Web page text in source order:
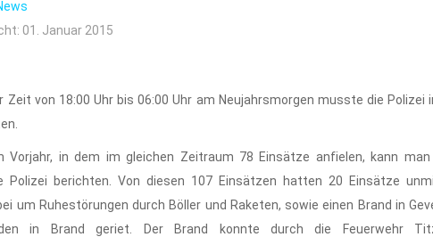
01. Januar 2015
Zeit von 18:00 Uhr bis 06:00 Uhr am Neujahrsmorgen musste die
Vorjahr, in dem im gleichen Zeitraum 78 Einsätze anfielen, kann
Polizei berichten. Von diesen 107 Einsätzen hatten 20 Einsätze
um Ruhestörungen durch Böller und Raketen, sowie einen Brand in
in Brand geriet. Der Brand konnte durch die Feuerwehr